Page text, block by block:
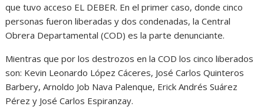
que tuvo acceso EL DEBER. En el primer caso, donde cinco
personas fueron liberadas y dos condenadas, la Central
Obrera Departamental (COD) es la parte denunciante.
Mientras que por los destrozos en la COD los cinco liberados
son: Kevin Leonardo López Cáceres, José Carlos Quinteros
Barbery, Arnoldo Job Nava Palenque, Erick Andrés Suárez
Pérez y José Carlos Espiranzay.